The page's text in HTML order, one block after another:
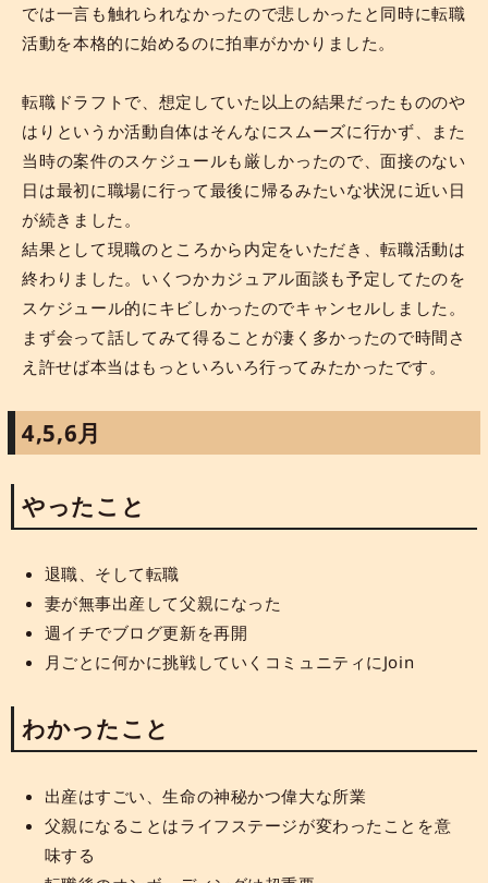
では一言も触れられなかったので悲しかったと同時に転職
活動を本格的に始めるのに拍車がかかりました。
転職ドラフトで、想定していた以上の結果だったもののや
はりというか活動自体はそんなにスムーズに行かず、また
当時の案件のスケジュールも厳しかったので、面接のない
日は最初に職場に行って最後に帰るみたいな状況に近い日
が続きました。
結果として現職のところから内定をいただき、転職活動は
終わりました。いくつかカジュアル面談も予定してたのを
スケジュール的にキビしかったのでキャンセルしました。
まず会って話してみて得ることが凄く多かったので時間さ
え許せば本当はもっといろいろ行ってみたかったです。
4,5,6月
やったこと
退職、そして転職
妻が無事出産して父親になった
週イチでブログ更新を再開
月ごとに何かに挑戦していくコミュニティにJoin
わかったこと
出産はすごい、生命の神秘かつ偉大な所業
父親になることはライフステージが変わったことを意
味する